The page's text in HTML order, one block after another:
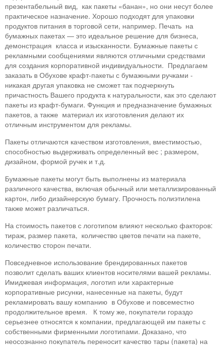
презентабельный вид, как пакеты «банан», но они несут более
практическое назначение. Хорошо подходят для упаковки
продуктов питания в торговой сети, например. Печать на
бумажных пакетах — это идеальное решение для бизнеса,
демонстрация класса и изысканности. Бумажные пакеты с
рекламными сообщениями являются отличными средствами
для создания корпоративной индивидуальности. Предлагаем
заказать в Обухове крафт-пакеты с бумажными ручками -
никакая другая упаковка не сможет так подчеркнуть
причастность Вашего продукта к натуральности, как это сделают
пакеты из крафт-бумаги. Функция и предназначение бумажных
пакетов, а также материал их изготовления делают их
отличным инструментом для рекламы.
Пакеты отличаются качеством изготовления, вместимостью,
способностью выдерживать определенный вес ; размером,
дизайном, формой ручек и т.д.
Бумажные пакеты могут быть выполнены из материала
различного качества, включая обычный или металлизированный
картон, либо дизайнерскую бумагу. Прочность полиэтилена
также может различаться.
На стоимость пакетов с логотипом влияют несколько факторов:
тираж, размер пакета, количество цветов печати на пакете,
количество сторон печати.
Повседневное использование брендированных пакетов
позволит сделать ваших клиентов носителями вашей рекламы.
Имиджевая информация, логотип или характерные
корпоративные рисунки, нанесенные на пакеты, будут
рекламировать вашу компанию в Обухове и повсеместно
продолжительное время. К тому же, покупатели гораздо
серьезнее относятся к компании, предлагающей им пакеты с
собственными фирменными логотипами. Доказано, что
неосознанно покупатель переносит качество тары (пакета) на